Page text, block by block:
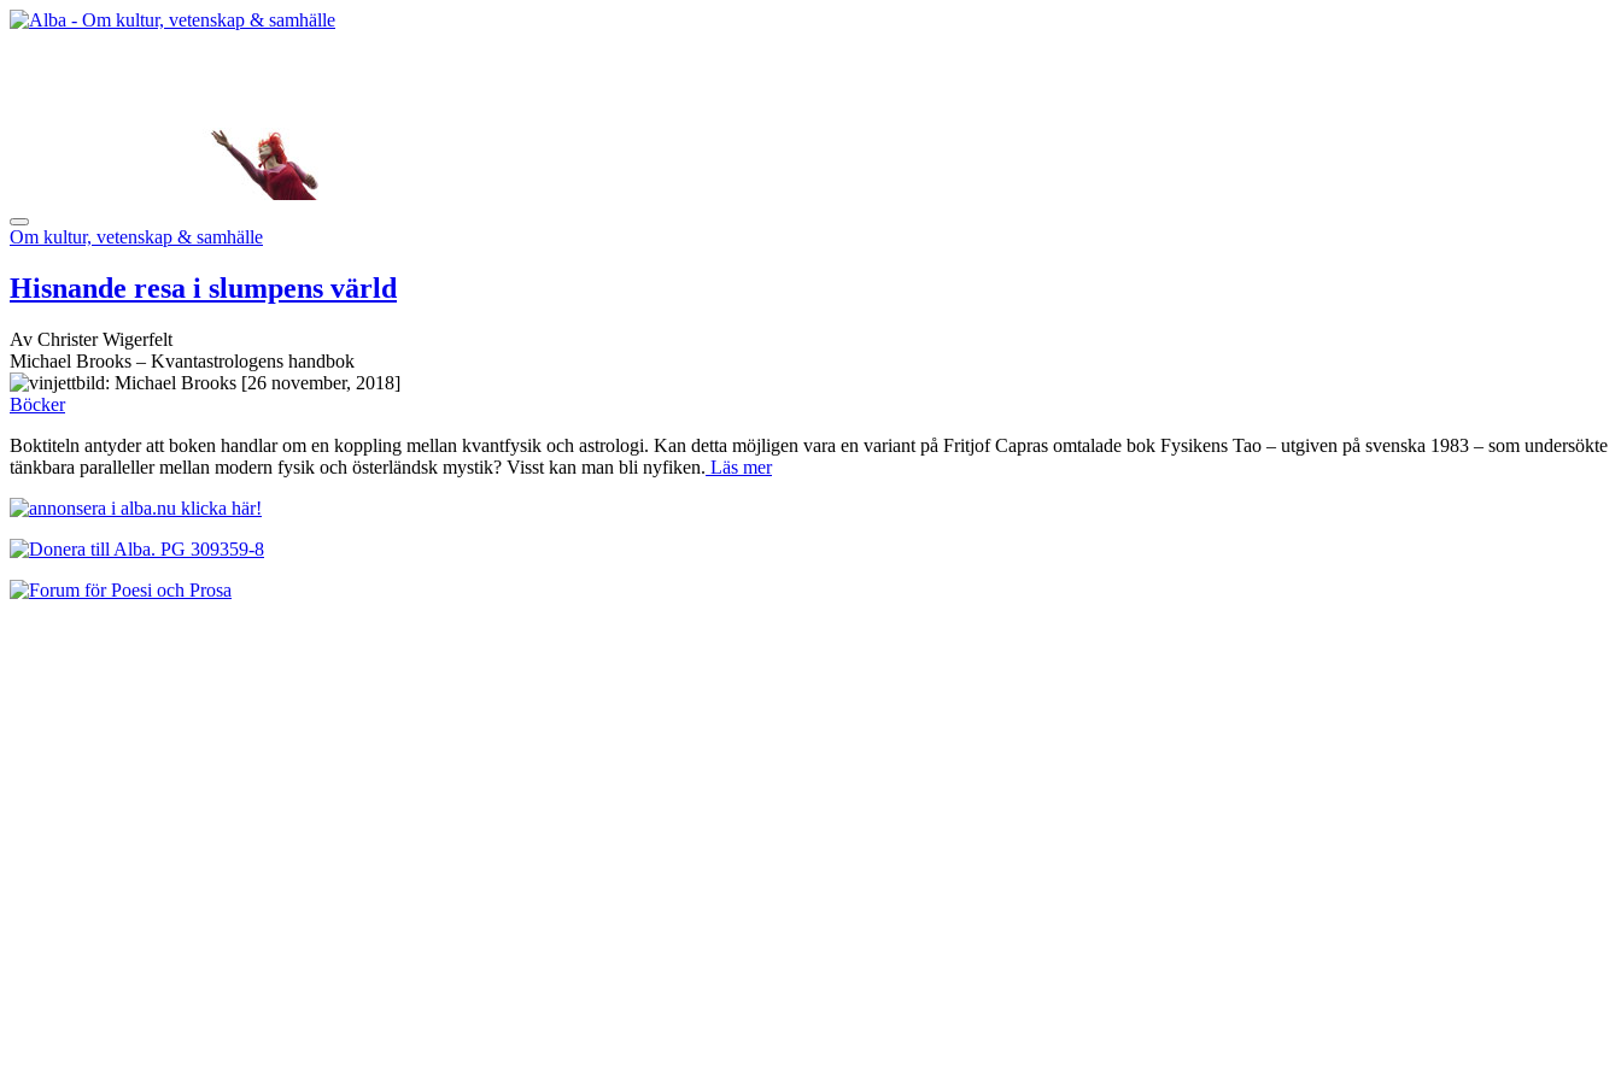
Om kultur, vetenskap & samhälle
Hisnande resa i slumpens värld
Av Christer Wigerfelt
Michael Brooks – Kvantastrologens handbok
[26 november, 2018]
Böcker
Boktiteln antyder att boken handlar om en koppling mellan kvantfysik och astrologi. Kan detta möjligen vara en variant på Fritjof Capras omtalade bok Fysikens Tao – utgiven på svenska 1983 – som undersökte
tänkbara paralleller mellan modern fysik och österländsk mystik? Visst kan man bli nyfiken. Läs mer